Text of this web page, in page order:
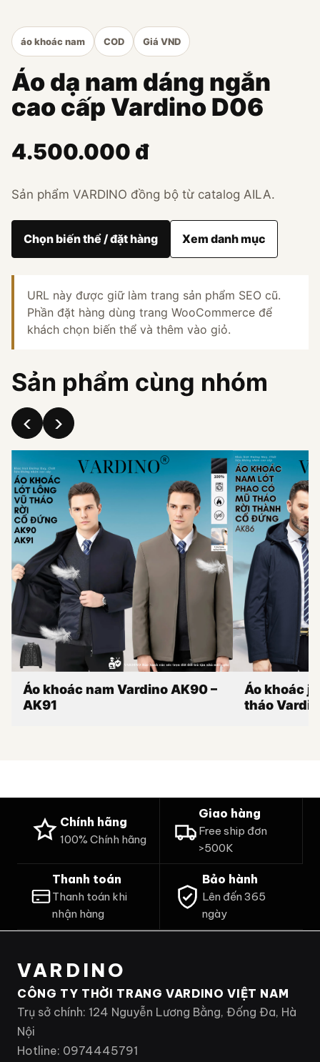
áo khoác nam COD Giá VND
Áo dạ nam dáng ngắn
cao cấp Vardino D06
4.500.000 đ
Sản phẩm VARDINO đồng bộ từ catalog AILA.
Chọn biến thể / đặt hàng Xem danh mục
URL này được giữ làm trang sản phẩm SEO cũ.
Phần đặt hàng dùng trang WooCommerce để
khách chọn biến thể và thêm vào giỏ.
Sản phẩm cùng nhóm
‹ ›
Áo khoác nam Vardino AK90 –
AK91
Áo khoác
tháo
Chính hãng
100% Chính hãng
Giao hàng
Free ship đơn
>500K
Thanh toán
Thanh toán khi
nhận hàng
Bảo hành
Lên đến 365
ngày
VARDINO
CÔNG TY THỜI TRANG VARDINO VIỆT NAM
Trụ sở chính: 124 Nguyễn Lương Bằng, Đống Đa, Hà
Nội
Hotline: 0974445791